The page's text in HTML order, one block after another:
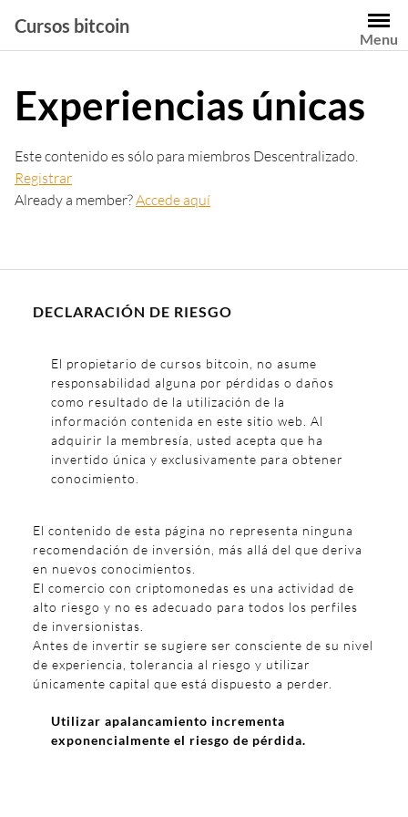
contenido
Cursos bitcoin
Menu
Experiencias únicas
Este contenido es sólo para miembros Descentralizado.
Registrar
Already a member?Accede aquí
DECLARACIÓN DE RIESGO
El propietario de cursos bitcoin, no asume
responsabilidad alguna por pérdidas o daños
como resultado de la utilización de la
información contenida en este sitio web. Al
adquirir la membresía, usted acepta que ha
invertido única y exclusivamente para obtener
conocimiento.
El contenido de esta página no representa ninguna
recomendación de inversión, más allá del que deriva
en nuevos conocimientos.
El comercio con criptomonedas es una actividad de
alto riesgo y no es adecuado para todos los perfiles
de inversionistas.
Antes de invertir se sugiere ser consciente de su nivel
de experiencia, tolerancia al riesgo y utilizar
únicamente capital que está dispuesto a perder.
Utilizar apalancamiento incrementa
exponencialmente el riesgo de pérdida.